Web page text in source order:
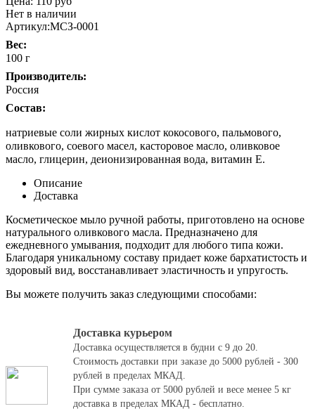
Нет в наличии
Артикул:МСЗ-0001
Вес:
100 г
Производитель:
Россия
Состав:
натриевые соли жирных кислот кокосового, пальмового,
оливкового, соевого масел, касторовое масло, оливковое
масло, глицерин, деионизированная вода, витамин Е.
Описание
Доставка
Косметическое мыло ручной работы, приготовлено на основе
натурального оливкового масла. Предназначено для
ежедневного умывания, подходит для любого типа кожи.
Благодаря уникальному составу придает коже бархатистость и
здоровый вид, восстанавливает эластичность и упругость.
Вы можете получить заказ следующими способами:
Доставка курьером
Доставка осуществляется в будни с 9 до 20.
Стоимость доставки при заказе до 5000 рублей - 300
рублей в пределах МКАД.
При сумме заказа от 5000 рублей и весе менее 5 кг
доставка в пределах МКАД - бесплатно.